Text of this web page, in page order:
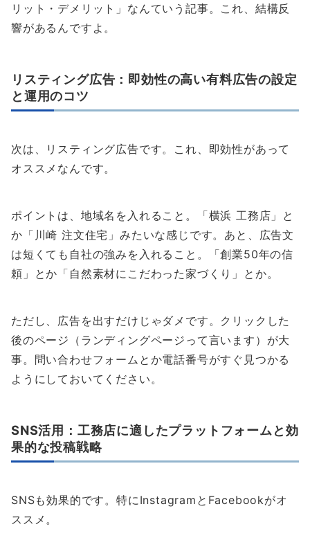
リット・デメリット」なんていう記事。これ、結構反
響があるんですよ。
リスティング広告：即効性の高い有料広告の設定
と運用のコツ
次は、リスティング広告です。これ、即効性があって
オススメなんです。
ポイントは、地域名を入れること。「横浜 工務店」と
か「川崎 注文住宅」みたいな感じです。あと、広告文
は短くても自社の強みを入れること。「創業50年の信
頼」とか「自然素材にこだわった家づくり」とか。
ただし、広告を出すだけじゃダメです。クリックした
後のページ（ランディングページって言います）が大
事。問い合わせフォームとか電話番号がすぐ見つかる
ようにしておいてください。
SNS活用：工務店に適したプラットフォームと効
果的な投稿戦略
SNSも効果的です。特にInstagramとFacebookがオ
ススメ。